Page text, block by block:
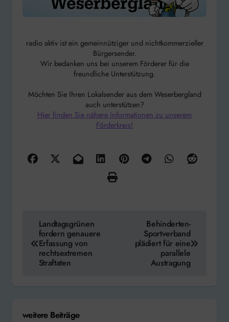
radio aktiv ist ein gemeinnütziger und nichtkommerzieller
Bürgersender.
Wir bedanken uns bei unserem Förderer für die
freundliche Unterstützung.
Möchten Sie Ihren Lokalsender aus dem Weserbergland
auch unterstützen?
Hier finden Sie nähere Informationen zu unserem
Förderkreis!
Beitragsnavigation
Landtagsgrünen
fordern genauere
Erfassung von
rechtsextremen
Straftaten
Behinderten-
Sportverband
plädiert für eine
parallele
Austragung
weitere Beiträge